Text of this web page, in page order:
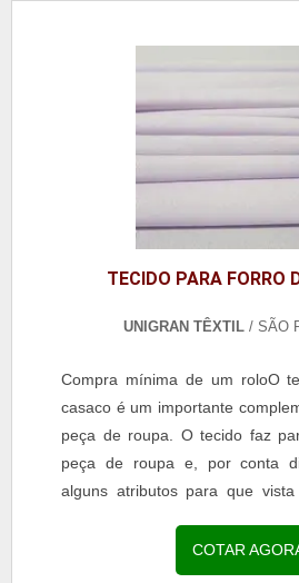
TECIDO PARA FORRO
UNIGRAN TÊXTIL/ SÃO
Compra mínima de um roloO
casaco é um importante
peça de roupa. O tecido faz
peça de roupa e, por conta
alguns atributos para que vista
COTAR